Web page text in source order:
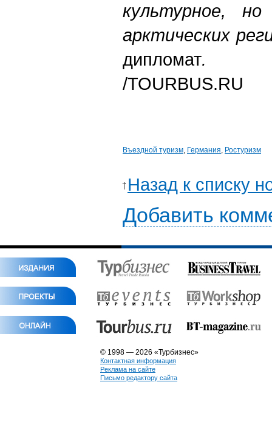
культурное,
арктических
дипломат.
/TOURBUS.RU
Въездной туризм, Германия, Ростуризм
Назад к списку
Добавить
© 1998 — 2026 «Турбизнес»
Контактная информация
Реклама на сайте
Письмо редактору сайта